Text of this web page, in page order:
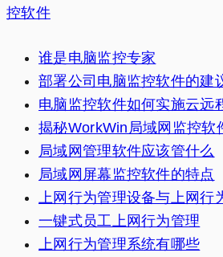
控软件
谁是电脑监控专家
部署公司电脑监控软件的建
电脑监控软件如何实施云远
揭秘WorkWin局域网监控软
局域网管理软件应该管什么
局域网屏幕监控软件的特点
上网行为管理设备与上网行
一键式员工上网行为管理
上网行为管理系统有哪些